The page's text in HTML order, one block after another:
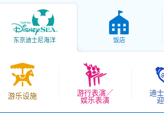
东京迪士尼海洋 饭店
游乐设施
游行表演／
娱乐表演
迪